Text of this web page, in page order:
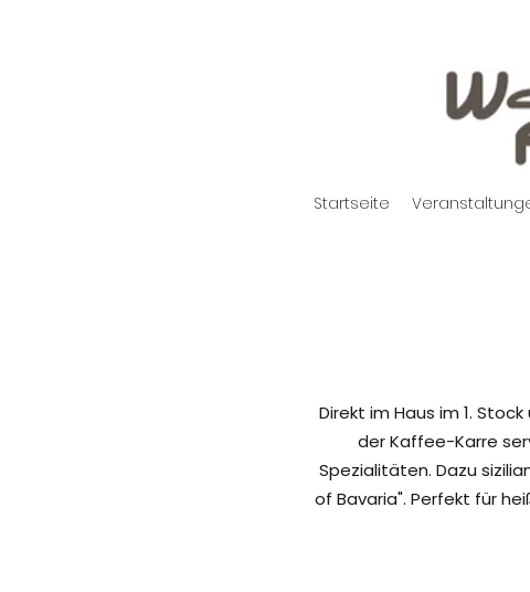
Startseite
Direkt im Haus im 1.
der Kaffee-Karre
Spezialitäten. Dazu
of Bavaria". Perfekt für